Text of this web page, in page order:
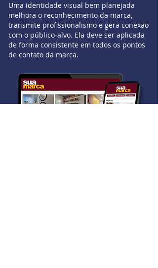
Uma identidade visual bem planejada
melhora o reconhecimento da marca,
transmite profissionalismo e gera conexão
com o público-alvo. Ela deve ser aplicada
de forma consistente em todos os pontos
de contato da marca.